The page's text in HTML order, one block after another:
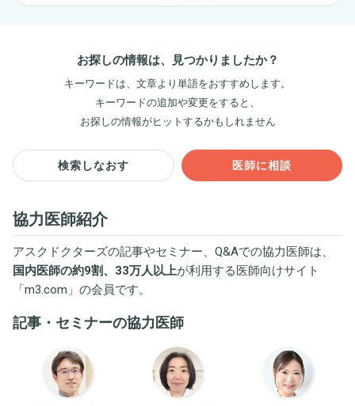
お探しの情報は、見つかりましたか？
キーワードは、文章より単語をおすすめします。
キーワードの追加や変更をすると、
お探しの情報がヒットするかもしれません
検索しなおす 医師に相談
協力医師紹介
アスクドクターズの記事やセミナー、Q&Aでの協力医師は、
国内医師の約9割、33万人以上が利用する医師向けサイト
「m3.com 」の会員です。
記事・セミナーの協力医師